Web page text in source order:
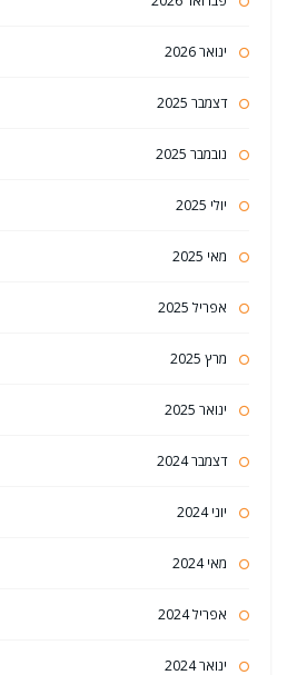
ינואר 2026
דצמבר 2025
נובמבר 2025
יולי 2025
מאי 2025
אפריל 2025
מרץ 2025
ינואר 2025
דצמבר 2024
יוני 2024
מאי 2024
אפריל 2024
ינואר 2024